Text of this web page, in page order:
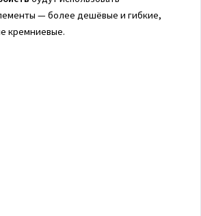
— более дешёвые и гибкие,
кремниевые.